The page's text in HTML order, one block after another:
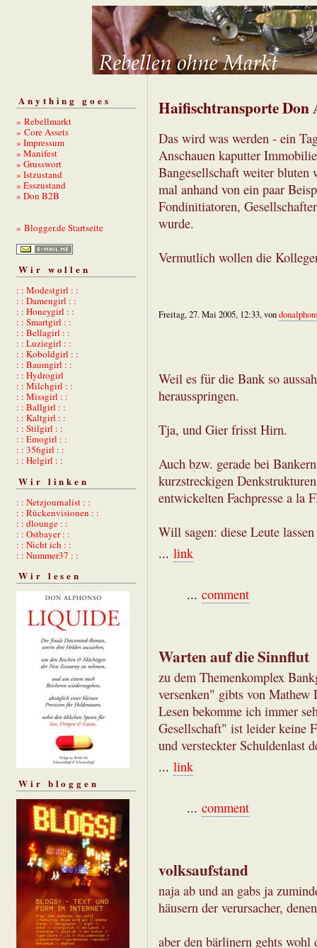
Anything goes
» Rebellmarkt
» Core Assets
» Impressum
» Manifest
» Grusswort
» Istzustand
» Esszustand
» Don B2B
» Blogger.de Startseite
Wir wollen
: : Modestgirl : :
: : Damengirl : :
: : Honeygirl : :
: : Smartgirl : :
: : Bellagirl : :
: : Luziegirl : :
: : Koboldgirl : :
: : Baumgirl : :
: : Hydrogirl
: : Milchgirl : :
: : Missgirl : :
: : Ballgirl : :
: : Kaltgirl : :
: : Stilgirl : :
: : Emogirl : :
: : 356girl : :
: : Helgirl : :
Wir linken
: : Netzjournalist : :
: : Rückenvisionen : :
: : dlounge : :
: : Ostbayer : :
: : Nicht ich : :
: : Nummer37 : :
Wir lesen
Wir bloggen
Haifischtransporte Don
Das wird was werden - ein
Anschauen kaputter
Bangesellschaft weiter bluten
mal anhand von ein paar
Fondinitiatoren,
wurde.
Vermutlich wollen die
Freitag, 27. Mai 2005, 12:33, von
Weil es für die Bank so
herausspringen.
Tja, und Gier frisst Hirn.
Auch bzw. gerade bei
kurzstreckigen
entwickelten Fachpresse a la
Will sagen: diese Leute
... link
... comment
Warten auf die Sinnflut
zu dem Themenkomplex
versenken" gibts von Mathew
Lesen bekomme ich immer
Gesellschaft" ist leider keine
und versteckter Schuldenlast
... link
... comment
volksaufstand
naja ab und an gabs ja
häusern der verursacher,
aber den bärlinern gehts